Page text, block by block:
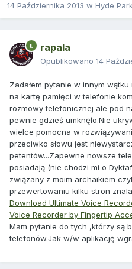
14 Października 2013 w Hyde
rapala
Opublikowano 14
Zadałem pytanie w innym
na kartę pamięci w telefonie
rozmowy telefonicznej ale pod
pewnie gdzieś umknęło.Nie
wielce pomocna w
przeciwko słowu jest
petentów...Zapewne nowsze
posiadają (nie chodzi mi o
związany z moim archaikiem
przewertowaniu kilku stron
Download Ultimate Voice
Voice Recorder by Fingertip
Mam pytanie do tych ,którzy są
telefonów.Jak w/w aplikację